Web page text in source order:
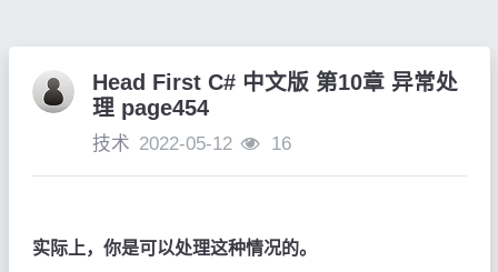
Head First C# 中文版 第10章 异常处
理 page454
技术 2022-05-12 16
实际上，你是可以处理这种情况的。